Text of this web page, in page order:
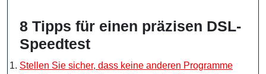
8 Tipps für einen präzisen DSL-
Speedtest
Stellen Sie sicher, dass keine anderen Programme